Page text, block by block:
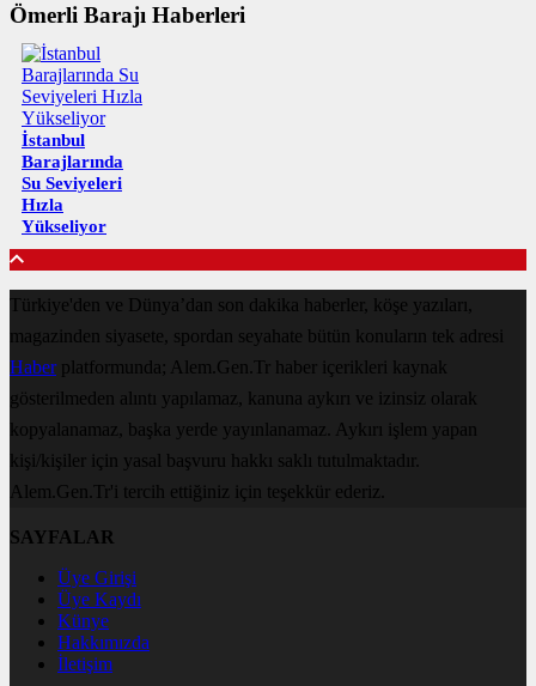
Ömerli Barajı Haberleri
İstanbul
Barajlarında
Su Seviyeleri
Hızla
Yükseliyor
Türkiye'den ve Dünya’dan son dakika haberler, köşe yazıları,
magazinden siyasete, spordan seyahate bütün konuların tek adresi
Haberplatformunda; Alem.Gen.Tr haber içerikleri kaynak
gösterilmeden alıntı yapılamaz, kanuna aykırı ve izinsiz olarak
kopyalanamaz, başka yerde yayınlanamaz. Aykırı işlem yapan
kişi/kişiler için yasal başvuru hakkı saklı tutulmaktadır.
Alem.Gen.Tr'i tercih ettiğiniz için teşekkür ederiz.
SAYFALAR
Üye Girişi
Üye Kaydı
Künye
Hakkımızda
İletişim